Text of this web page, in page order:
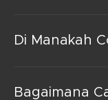
Di Manakah
Bagaimana